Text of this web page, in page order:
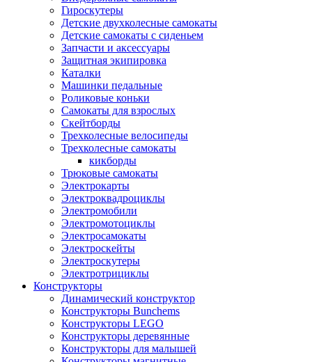
Гироскутеры
Детские двухколесные самокаты
Детские самокаты с сиденьем
Запчасти и аксессуары
Защитная экипировка
Каталки
Машинки педальные
Роликовые коньки
Самокаты для взрослых
Скейтборды
Трехколесные велосипеды
Трехколесные самокаты
кикборды
Трюковые самокаты
Электрокарты
Электроквадроциклы
Электромобили
Электромотоциклы
Электросамокаты
Электроскейты
Электроскутеры
Электротрициклы
Конструкторы
Динамический конструктор
Конструкторы Bunchems
Конструкторы LEGO
Конструкторы деревянные
Конструкторы для малышей